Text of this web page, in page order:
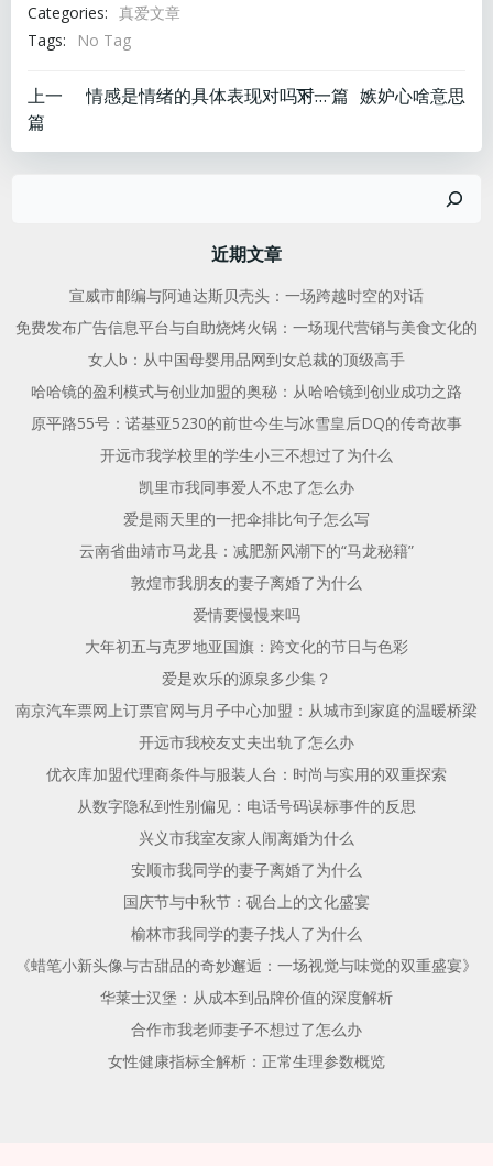
Categories: 真爱文章
Tags:
No Tag
文
章
上一
篇
情感是情绪的具体表现对吗对吗对吗
文
章
航
下一篇 嫉妒心啥意思
近期文章
宣威市邮编与阿迪达斯贝壳头：一场跨越时空的对话
免费发布广告信息平台与自助烧烤火锅：一场现代营销与美食文化的
女人b：从中国母婴用品网到女总裁的顶级高手
哈哈镜的盈利模式与创业加盟的奥秘：从哈哈镜到创业成功之路
原平路55号：诺基亚5230的前世今生与冰雪皇后DQ的传奇故事
开远市我学校里的学生小三不想过了为什么
凯里市我同事爱人不忠了怎么办
爱是雨天里的一把伞排比句子怎么写
云南省曲靖市马龙县：减肥新风潮下的“马龙秘籍”
敦煌市我朋友的妻子离婚了为什么
爱情要慢慢来吗
大年初五与克罗地亚国旗：跨文化的节日与色彩
爱是欢乐的源泉多少集？
南京汽车票网上订票官网与月子中心加盟：从城市到家庭的温暖桥梁
开远市我校友丈夫出轨了怎么办
优衣库加盟代理商条件与服装人台：时尚与实用的双重探索
从数字隐私到性别偏见：电话号码误标事件的反思
兴义市我室友家人闹离婚为什么
安顺市我同学的妻子离婚了为什么
国庆节与中秋节：砚台上的文化盛宴
榆林市我同学的妻子找人了为什么
《蜡笔小新头像与古甜品的奇妙邂逅：一场视觉与味觉的双重盛宴》
华莱士汉堡：从成本到品牌价值的深度解析
合作市我老师妻子不想过了怎么办
女性健康指标全解析：正常生理参数概览